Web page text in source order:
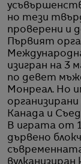
но тези
проверени и
Първият
изигран на 3
по девет
Монреал. Но
организирани
Канада и
В играта от
дървено